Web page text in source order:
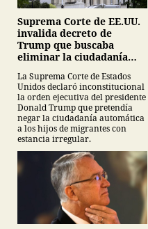
Suprema Corte de EE.UU.
invalida decreto de
Trump que buscaba
eliminar la ciudadanía
La Suprema Corte de Estados
Unidos declaró inconstitucional
la orden ejecutiva del presidente
Donald Trump que pretendía
negar la ciudadanía automática
a los hijos de migrantes con
estancia irregular.